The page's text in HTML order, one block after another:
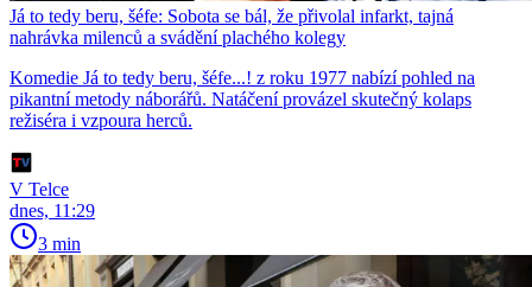
Já to tedy beru, šéfe: Sobota se bál, že přivolal infarkt, tajná
nahrávka milenců a svádění plachého kolegy
Komedie Já to tedy beru, šéfe...! z roku 1977 nabízí pohled na
pikantní metody náborářů. Natáčení provázel skutečný kolaps
režiséra i vzpoura herců.
V Telce
dnes, 11:29
3 min